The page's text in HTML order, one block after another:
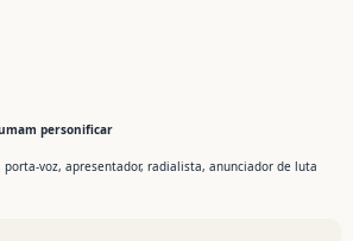
personificar
voz, apresentador, radialista, anunciador de luta